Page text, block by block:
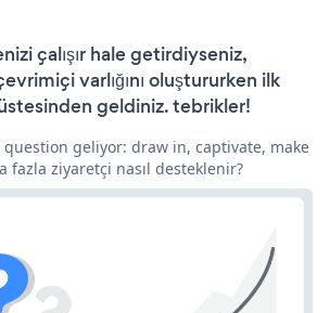
çalışır hale getirdiyseniz,
varlığını oluştururken ilk
geldiniz. tebrikler!
geliyor: draw in, captivate, make
fazla ziyaretçi nasıl desteklenir?